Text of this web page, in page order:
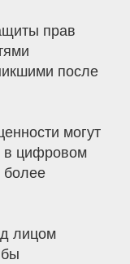
прав
после
могут
в цифровом
более
лицом